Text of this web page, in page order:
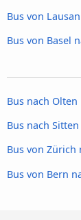
Bus von
Bus von Basel
Bus nach Olten
Bus nach Sitten
Bus von Zürich
Bus von Bern